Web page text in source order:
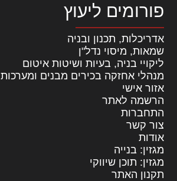
פורומים ליעוץ
אדריכלות, תכנון ובניה
שמאות, מיסוי נדל"ן
ליקויי בניה, בעיות ושיטות איטום
מנהלי אחזקה בכירים מבנים ומערכות
אזור אישי
הרשמה לאתר
התחברות
צור קשר
אודות
מגזין: בנייה
מגזין: תוכן שיווקי
תקנון האתר